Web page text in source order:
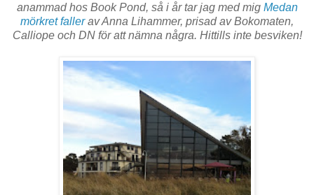
anammad hos Book Pond, så i år tar jag med mig Medan
mörkret fallerav Anna Lihammer, prisad av Bokomaten,
Calliope och DN för att nämna några. Hittills inte besviken!